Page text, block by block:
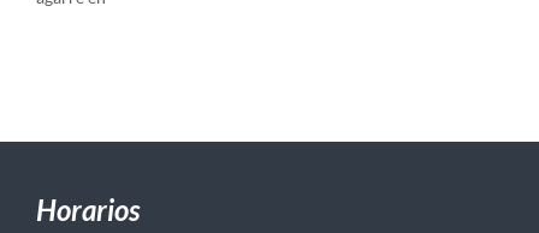
Horarios